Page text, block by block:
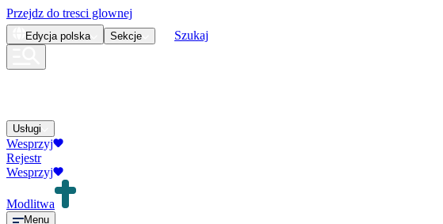
Przejdz do tresci glownej
Edycja polska Sekcje Szukaj
Usługi
Wesprzyj
Rejestr
Wesprzyj
Modlitwa
Menu